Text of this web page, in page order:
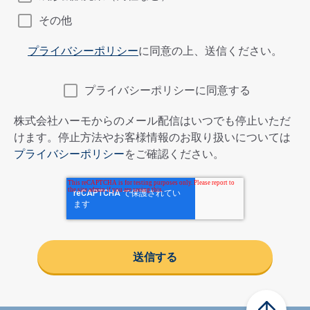
その他
プライバシーポリシーに同意の上、送信ください。
プライバシーポリシーに同意する
株式会社ハーモからのメール配信はいつでも停止いただ
けます。停止方法やお客様情報のお取り扱いについては
プライバシーポリシーをご確認ください。